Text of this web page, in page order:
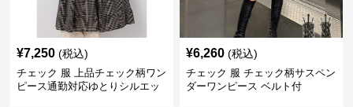
¥7,250 (税込)
チェック 服 上品チェック柄ワン
ピース通勤対応ゆとりシルエッ
¥6,260 (税込)
チェック 服 チェック柄サスペン
ダーワンピース ベルト付